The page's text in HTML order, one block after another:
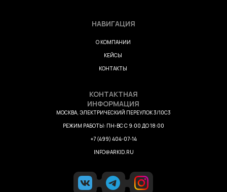
+7 (499) 404-07-14
INFO@ARKID.RU
КОНТАКТНАЯ
ИНФОРМАЦИЯ
МОСКВА, ЭЛЕКТРИЧЕСКИЙ ПЕРЕУЛОК 3/10С3
РЕЖИМ РАБОТЫ: ПН-ВС С 9:00 ДО 18:00
О КОМПАНИИ
КОНТАКТЫ
НАВИГАЦИЯ
КЕЙСЫ